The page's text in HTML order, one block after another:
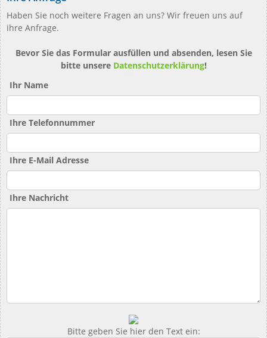
Haben Sie noch weitere Fragen an uns? Wir freuen uns auf
ihre Anfrage.
Bevor Sie das Formular ausfüllen und absenden, lesen Sie
bitte unsere Datenschutzerklärung!
Ihr Name
Ihre Telefonnummer
Ihre E-Mail Adresse
Ihre Nachricht
Bitte geben Sie hier den Text ein: